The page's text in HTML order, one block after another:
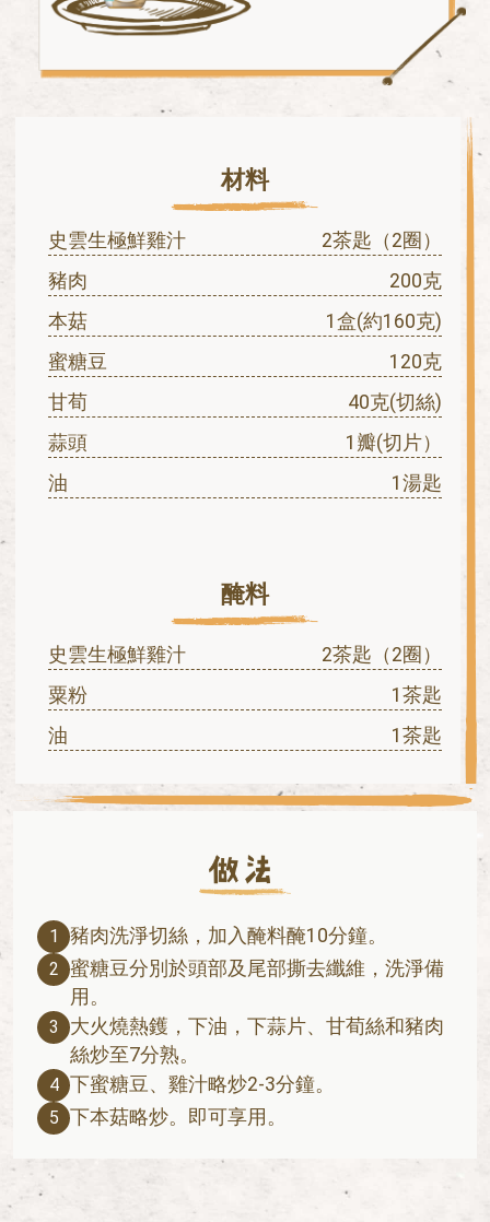
材料
史雲生極鮮雞汁
2茶匙（2圈）
豬肉
200克
本菇
1盒(約160克)
蜜糖豆
120克
甘荀
40克(切絲)
蒜頭
1瓣(切片）
油
1湯匙
醃料
史雲生極鮮雞汁
2茶匙（2圈）
粟粉
1茶匙
油
1茶匙
1 豬肉洗淨切絲，加入醃料醃10分鐘。
2 蜜糖豆分別於頭部及尾部撕去纖維，洗淨備
用。
3
大火燒熱鑊，下油，下蒜片、甘荀絲和豬肉
絲炒至7分熟。
4 下蜜糖豆、雞汁略炒2-3分鐘。
5 下本菇略炒。即可享用。